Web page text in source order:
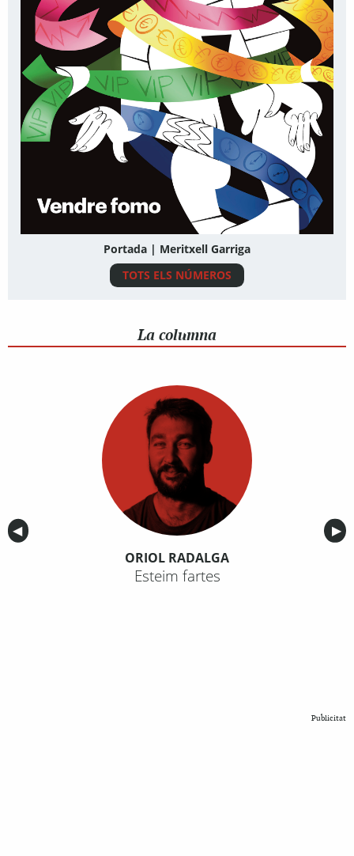
Portada | Meritxell Garriga
TOTS ELS NÚMEROS
La columna
Anterior
◀︎ ▶︎
ORIOL RADALGA
Esteim fartes
Publicitat